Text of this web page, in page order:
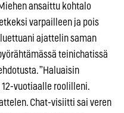
ansaittu kohtalo
varpailleen ja pois
ajattelin saman
teinichatissä
”Haluaisin
12-vuotiaalle roolilleni.
Chat-visiitti sai veren